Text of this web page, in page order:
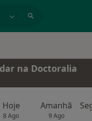
na Doctoralia
Hoje
8 Ago
Amanhã
9 Ago